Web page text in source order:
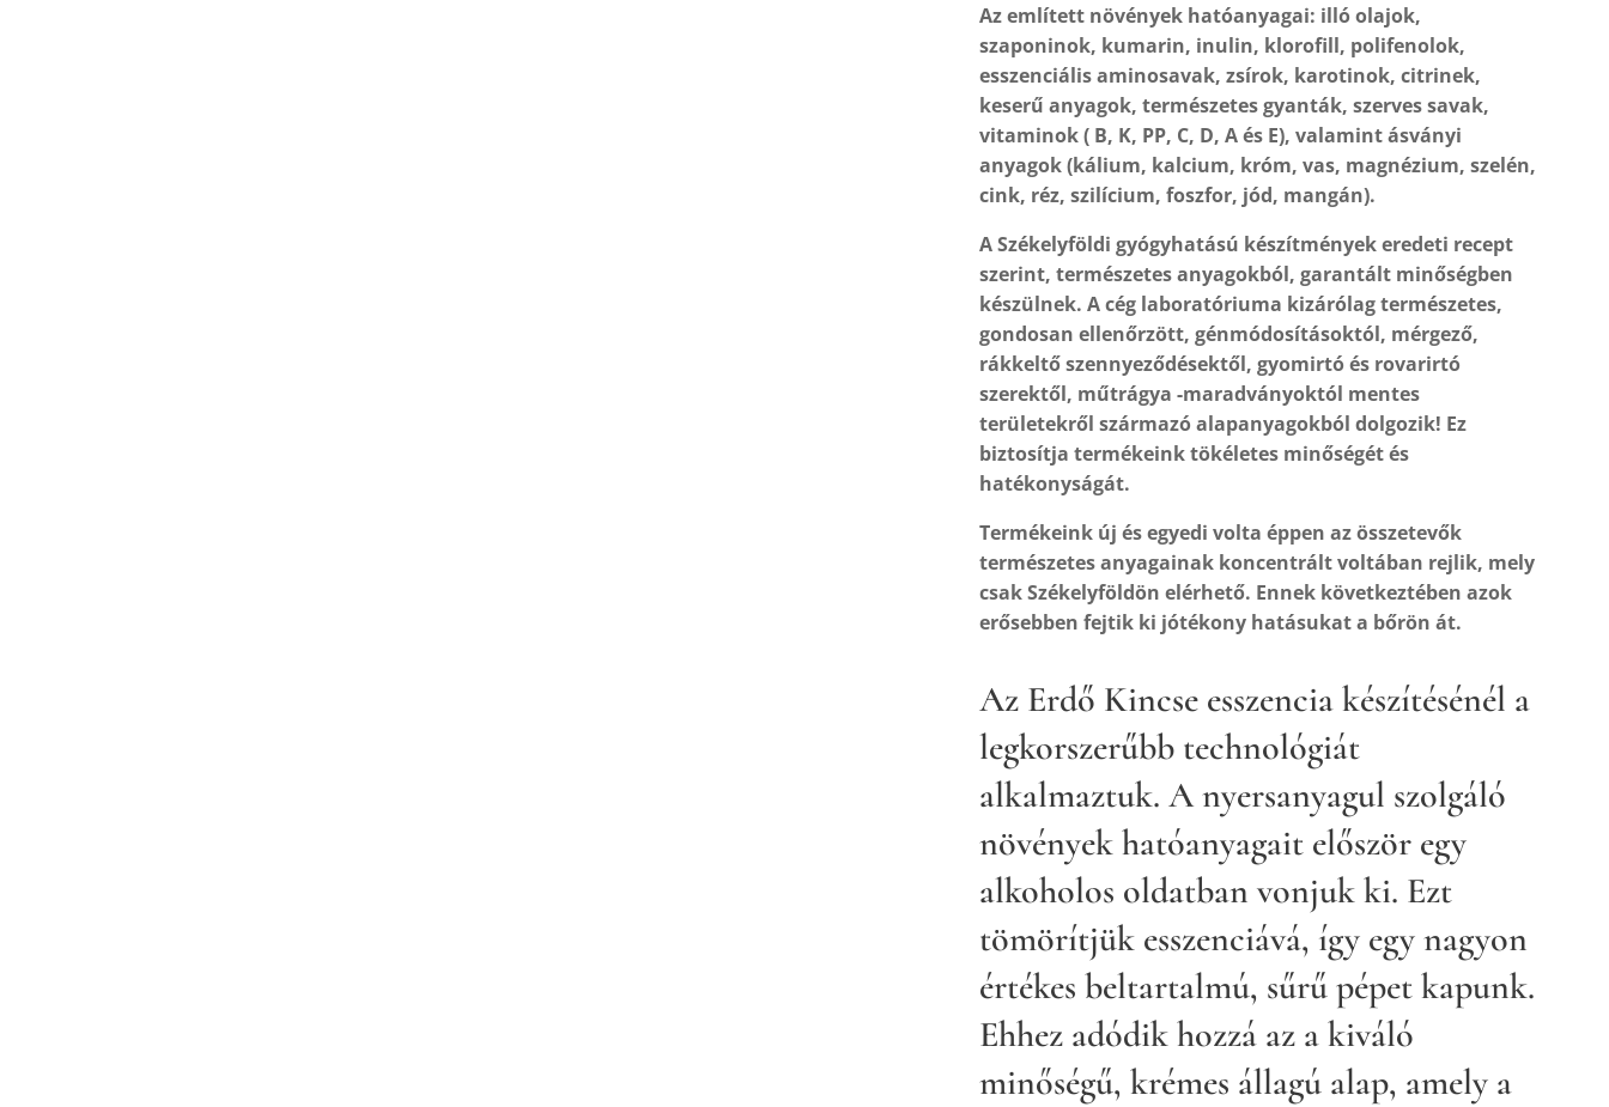
Az említett növények hatóanyagai: illó olajok,
szaponinok, kumarin, inulin, klorofill, polifenolok,
esszenciális aminosavak, zsírok, karotinok, citrinek,
keserű anyagok, természetes gyanták, szerves savak,
vitaminok ( B, K, PP, C, D, A és E), valamint ásványi
anyagok (kálium, kalcium, króm, vas, magnézium, szelén,
cink, réz, szilícium, foszfor, jód, mangán).
A Székelyföldi gyógyhatású készítmények eredeti recept
szerint, természetes anyagokból, garantált minőségben
készülnek. A cég laboratóriuma kizárólag természetes,
gondosan ellenőrzött, génmódosításoktól, mérgező,
rákkeltő szennyeződésektől, gyomirtó és rovarirtó
szerektől, műtrágya -maradványoktól mentes
területekről származó alapanyagokból dolgozik! Ez
biztosítja termékeink tökéletes minőségét és
hatékonyságát.
Termékeink új és egyedi volta éppen az összetevők
természetes anyagainak koncentrált voltában rejlik, mely
csak Székelyföldön elérhető. Ennek következtében azok
erősebben fejtik ki jótékony hatásukat a bőrön át.
Az Erdő Kincse esszencia készítésénél a
legkorszerűbb technológiát
alkalmaztuk. A nyersanyagul szolgáló
növények hatóanyagait először egy
alkoholos oldatban vonjuk ki. Ezt
tömörítjük esszenciává, így egy nagyon
értékes beltartalmú, sűrű pépet kapunk.
Ehhez adódik hozzá az a kiváló
minőségű, krémes állagú alap, amely a